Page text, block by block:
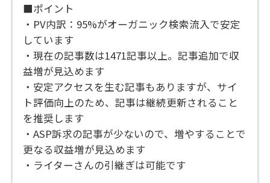
■ポイント
・PV内訳：95%がオーガニック検索流入で安定
しています
・現在の記事数は1471記事以上。記事追加で収
益増が見込めます
・安定アクセスを生む記事もありますが、サイ
ト評価向上のため、記事は継続更新されること
を推奨します
・ASP訴求の記事が少ないので、増やすることで
更なる収益増が見込めます
・ライターさんの引継ぎは可能です